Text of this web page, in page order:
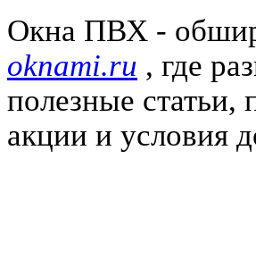
Окна ПВХ -
oknami.ru , где
полезные статьи,
акции и условия